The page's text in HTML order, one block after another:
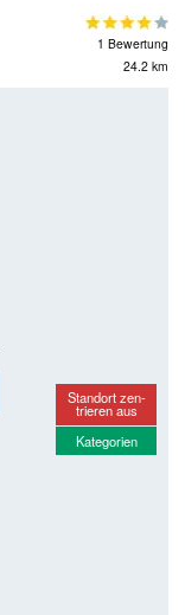
1 Bewertung
24.2 km
Standort zen-
trieren aus
Kategorien